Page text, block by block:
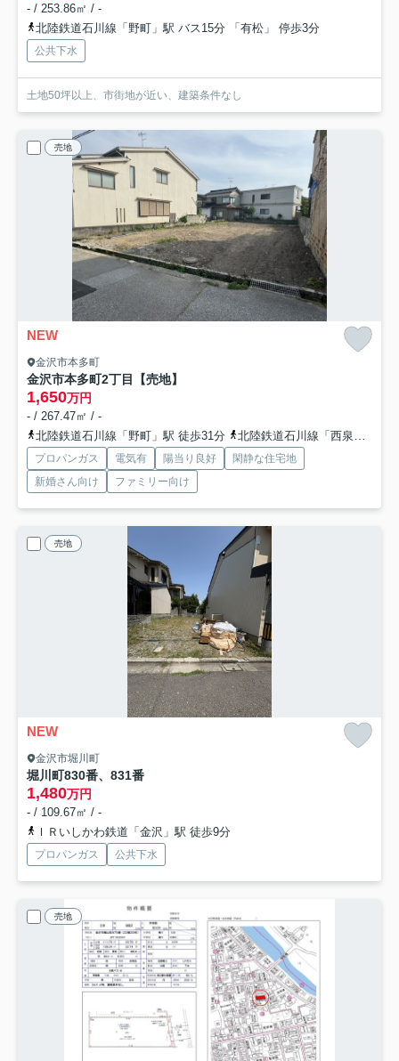
- / 253.86㎡ / -
北陸鉄道石川線「野町」駅 バス15分 「有松」 停歩3分
公共下水
土地50坪以上、市街地が近い、建築条件なし
売地
NEW
金沢市本多町
金沢市本多町2丁目【売地】
1,650万円
- / 267.47㎡ / -
北陸鉄道石川線「野町」駅 徒歩31分
北陸鉄道石川線「西泉」駅 徒歩45分
プロパンガス 電気有 陽当り良好
閑静な住宅地
新婚さん向け
ファミリー向け
売地
NEW
金沢市堀川町
堀川町830番、831番
1,480万円
- / 109.67㎡ / -
ＩＲいしかわ鉄道「金沢」駅 徒歩9分
プロパンガス 公共下水
売地